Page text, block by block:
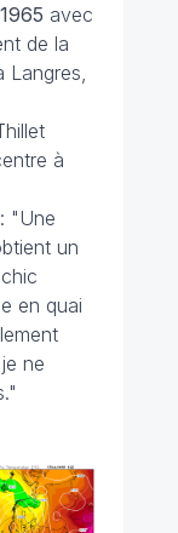
1965 avec
de la
Langres,
à
"Une
un
en quai
ne